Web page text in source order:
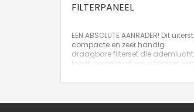
FILTERPANEEL
EEN ABSOLUTE AANRADER! Dit uiterst
compacte en zeer handig
draagbare filterset die ademlucht
levert, bestaat uit een voorfilter, een